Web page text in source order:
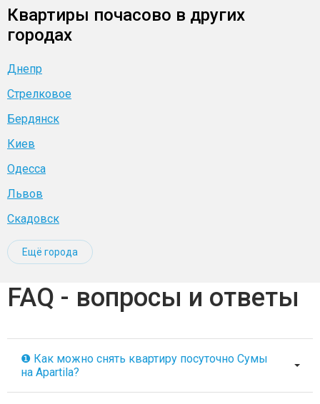
Квартиры почасово в других
городах
Днепр
Стрелковое
Бердянск
Киев
Одесса
Львов
Скадовск
Ещё города
FAQ - вопросы и ответы
❶ Как можно снять квартиру посуточно Сумы
на Apartila?